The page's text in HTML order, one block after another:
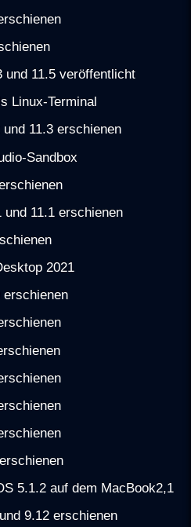
und 11.5 veröffentlicht
Linux-Terminal
11.3 erschienen
Sandbox
und 11.1 erschienen
2021
erschienen
5.1.2 auf dem MacBook2,1
9.12 erschienen